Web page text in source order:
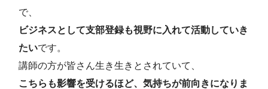
で、
ビジネスとして支部登録も視野に入れて活動していき
たいです。
講師の方が皆さん生き生きとされていて、
こちらも影響を受けるほど、気持ちが前向きになりま